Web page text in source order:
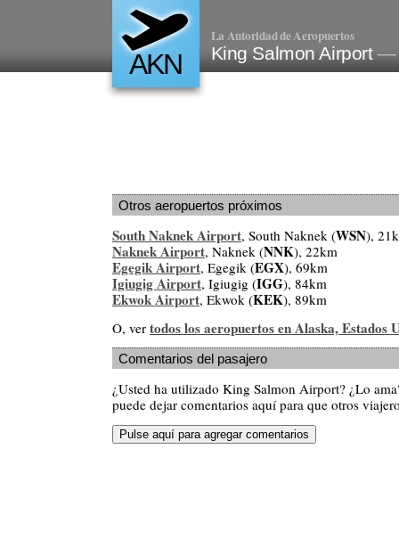
AKN
La Autoridad de Aeropuertos
King Salmon Airport —
Otros aeropuertos próximos
South Naknek Airport, South Naknek (WSN),
Naknek Airport, Naknek (NNK), 22km
Egegik Airport, Egegik (EGX), 69km
Igiugig Airport, Igiugig (IGG), 84km
Ekwok Airport, Ekwok (KEK), 89km
O, ver todos los aeropuertos en Alaska, Estados
Comentarios del pasajero
¿Usted ha utilizado King Salmon Airport? ¿Lo
puede dejar comentarios aquí para que otros